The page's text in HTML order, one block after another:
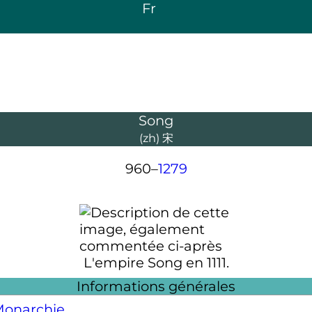
Fr
Song
(zh) 宋
960–1279
L'empire Song en 1111.
Informations générales